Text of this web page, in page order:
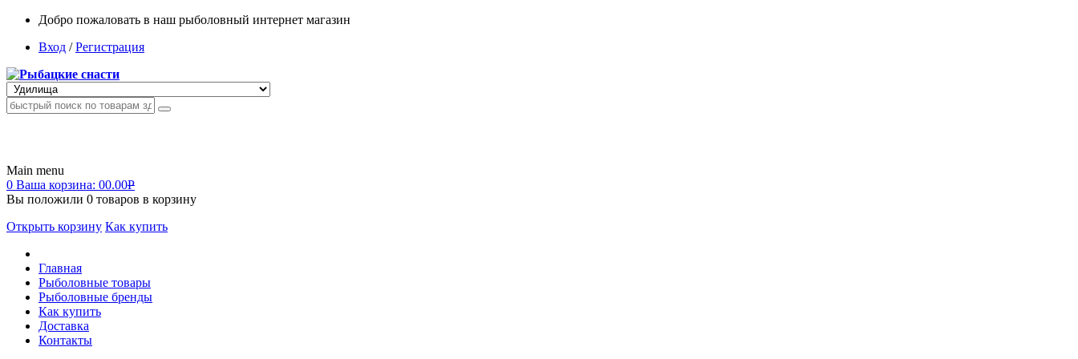
Добро пожаловать в наш рыболовный интернет магазин
Вход /Регистрация
Main menu
0 Ваша корзина: 00.00Р
Вы положили 0 товаров в корзину
Открыть корзину Как купить
Главная
Рыболовные товары
Рыболовные бренды
Как купить
Доставка
Контакты